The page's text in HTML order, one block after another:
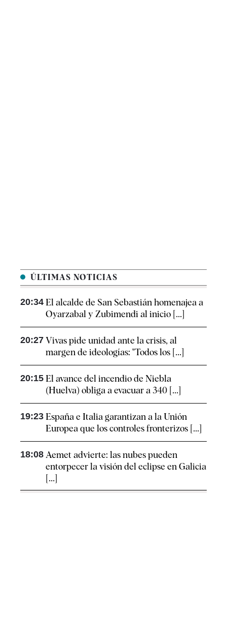
ÚLTIMAS NOTICIAS
20:34 El alcalde de San Sebastián homenajea a
Oyarzabal y Zubimendi al inicio [...]
20:27 Vivas pide unidad ante la crisis, al
margen de ideologías: "Todos los [...]
20:15 El avance del incendio de Niebla
(Huelva) obliga a evacuar a 340 [...]
19:23 España e Italia garantizan a la Unión
Europea que los controles fronterizos [...]
18:08 Aemet advierte: las nubes pueden
entorpecer la visión del eclipse en Galicia
[...]